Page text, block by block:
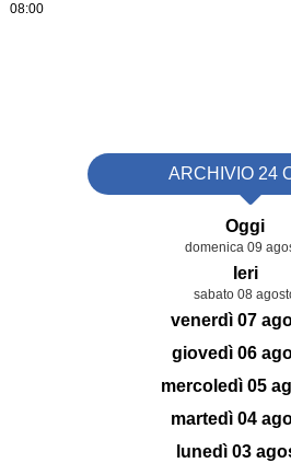
08:00
ARCHIVIO 24
Oggi
domenica 09
Ieri
sabato 08
venerdì 07
giovedì 06
mercoledì 05
martedì 04
lunedì 03